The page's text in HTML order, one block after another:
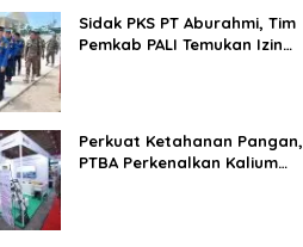
Sidak PKS PT Aburahmi, Tim
Pemkab PALI Temukan Izin
Perkuat Ketahanan Pangan,
PTBA Perkenalkan Kalium